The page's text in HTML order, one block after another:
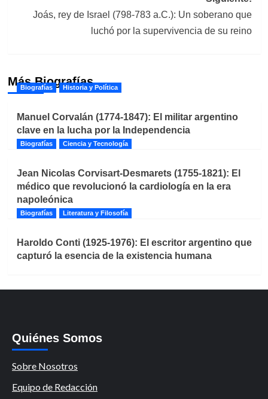
Joás, rey de Israel (798-783 a.C.): Un soberano que
luchó por la supervivencia de su reino
Más Biografías
Biografías Historia y Política
Manuel Corvalán (1774-1847): El militar argentino
clave en la lucha por la Independencia
Biografías Ciencia y Tecnología
Jean Nicolas Corvisart-Desmarets (1755-1821): El
médico que revolucionó la cardiología en la era
napoleónica
Biografías Literatura y Filosofía
Haroldo Conti (1925-1976): El escritor argentino que
capturó la esencia de la existencia humana
Quiénes Somos
Sobre Nosotros
Equipo de Redacción